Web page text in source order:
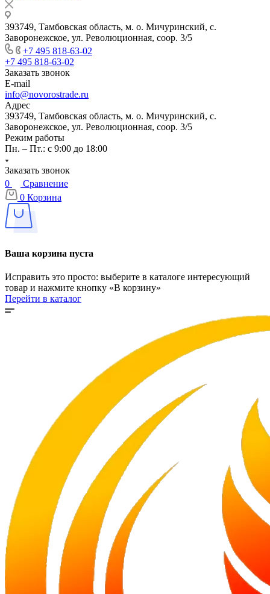
393749, Тамбовская область, м. о. Мичуринский, с.
Заворонежское, ул. Революционная, соор. 3/5
+7 495 818-63-02
+7 495 818-63-02
Заказать звонок
E-mail
info@novorostrade.ru
Адрес
393749, Тамбовская область, м. о. Мичуринский, с.
Заворонежское, ул. Революционная, соор. 3/5
Режим работы
Пн. – Пт.: с 9:00 до 18:00
Заказать звонок
0
Сравнение
0 Корзина
Ваша корзина пуста
Исправить это просто: выберите в каталоге интересующий
товар и нажмите кнопку «В корзину»
Перейти в каталог